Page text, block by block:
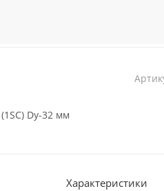
Dу-32 мм
Характеристики